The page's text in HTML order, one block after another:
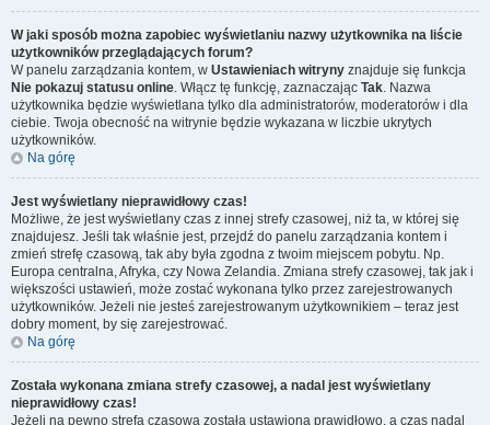
W jaki sposób można zapobiec wyświetlaniu nazwy użytkownika na liście
użytkowników przeglądających forum?
W panelu zarządzania kontem, w Ustawieniach witryny znajduje się funkcja
Nie pokazuj statusu online. Włącz tę funkcję, zaznaczając Tak. Nazwa
użytkownika będzie wyświetlana tylko dla administratorów, moderatorów i dla
ciebie. Twoja obecność na witrynie będzie wykazana w liczbie ukrytych
użytkowników.
Na górę
Jest wyświetlany nieprawidłowy czas!
Możliwe, że jest wyświetlany czas z innej strefy czasowej, niż ta, w której się
znajdujesz. Jeśli tak właśnie jest, przejdź do panelu zarządzania kontem i
zmień strefę czasową, tak aby była zgodna z twoim miejscem pobytu. Np.
Europa centralna, Afryka, czy Nowa Zelandia. Zmiana strefy czasowej, tak jak i
większości ustawień, może zostać wykonana tylko przez zarejestrowanych
użytkowników. Jeżeli nie jesteś zarejestrowanym użytkownikiem – teraz jest
dobry moment, by się zarejestrować.
Na górę
Została wykonana zmiana strefy czasowej, a nadal jest wyświetlany
nieprawidłowy czas!
Jeżeli na pewno strefa czasowa została ustawiona prawidłowo, a czas nadal